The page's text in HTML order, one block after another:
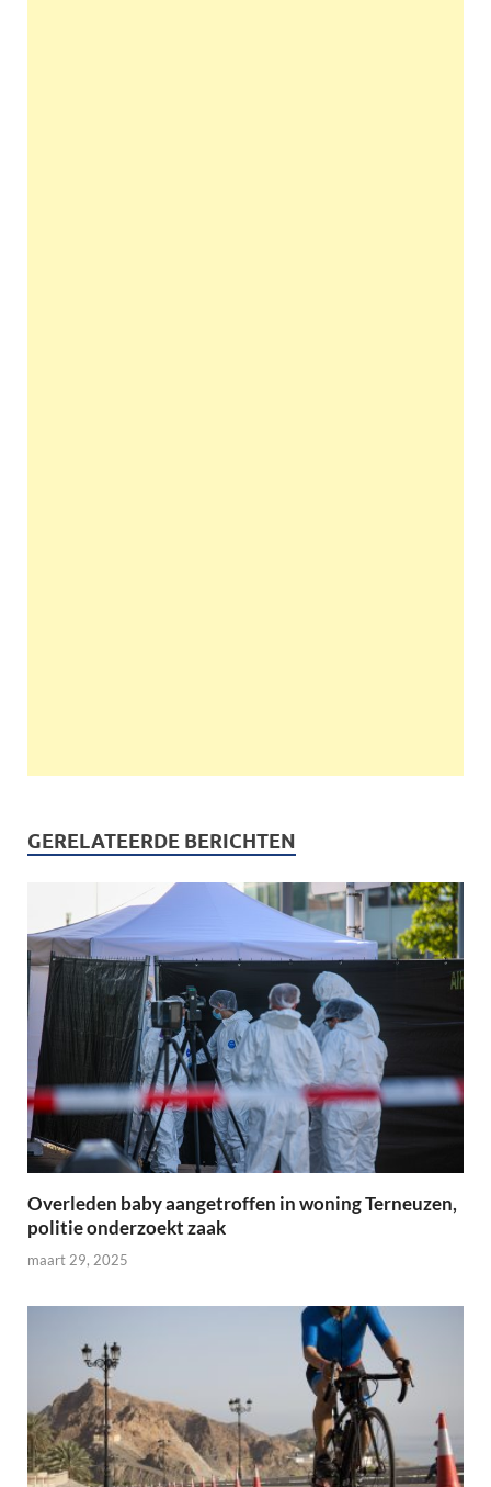
GERELATEERDE BERICHTEN
Overleden baby aangetroffen in woning Terneuzen,
politie onderzoekt zaak
maart 29, 2025